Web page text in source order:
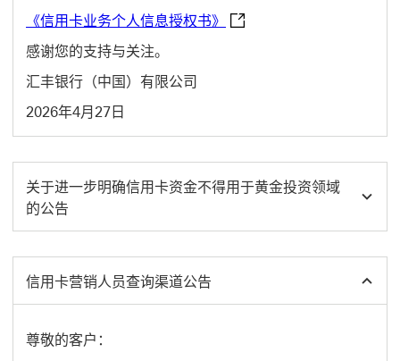
《信用卡业务个人信息授权书》
《信用卡业务个人信息授
感谢您的支持与关注。
汇丰银行（中国）有限公司
2026年4月27日
关于进一步明确信用卡资金不得用于黄金投资领域
的公告
信用卡营销人员查询渠道公告
尊敬的客户：